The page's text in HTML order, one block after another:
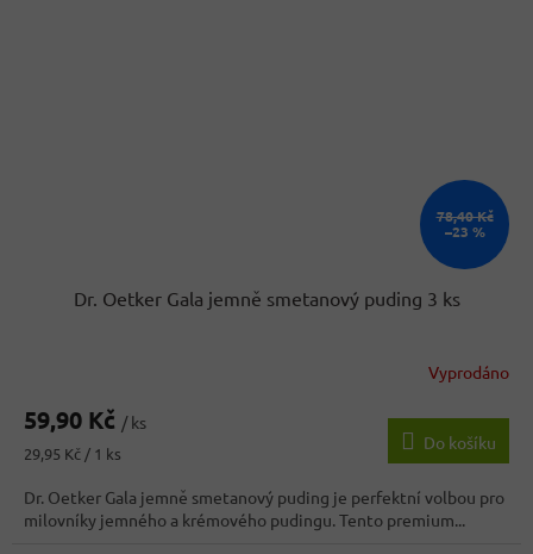
78,40 Kč
–23 %
Dr. Oetker Gala jemně smetanový puding 3 ks
Vyprodáno
59,90 Kč / ks
Měrná
29,95 Kč / 1 ks
Do košíku
Dr. Oetker Gala jemně smetanový puding je perfektní volbou pro
milovníky jemného a krémového pudingu. Tento premium...